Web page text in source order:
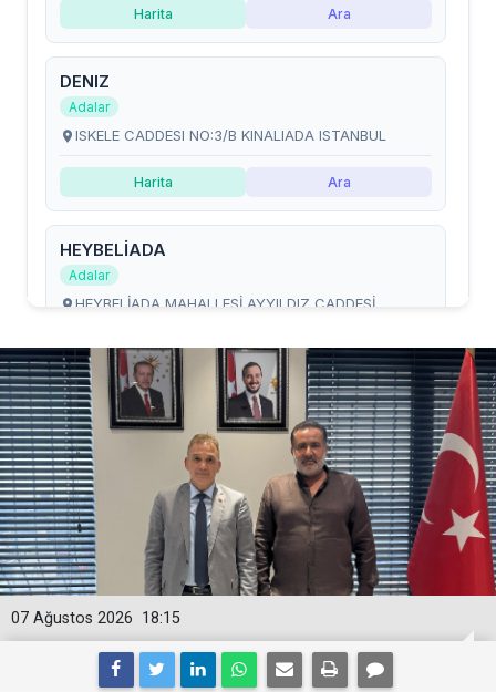
18:15
07 Ağustos 2026